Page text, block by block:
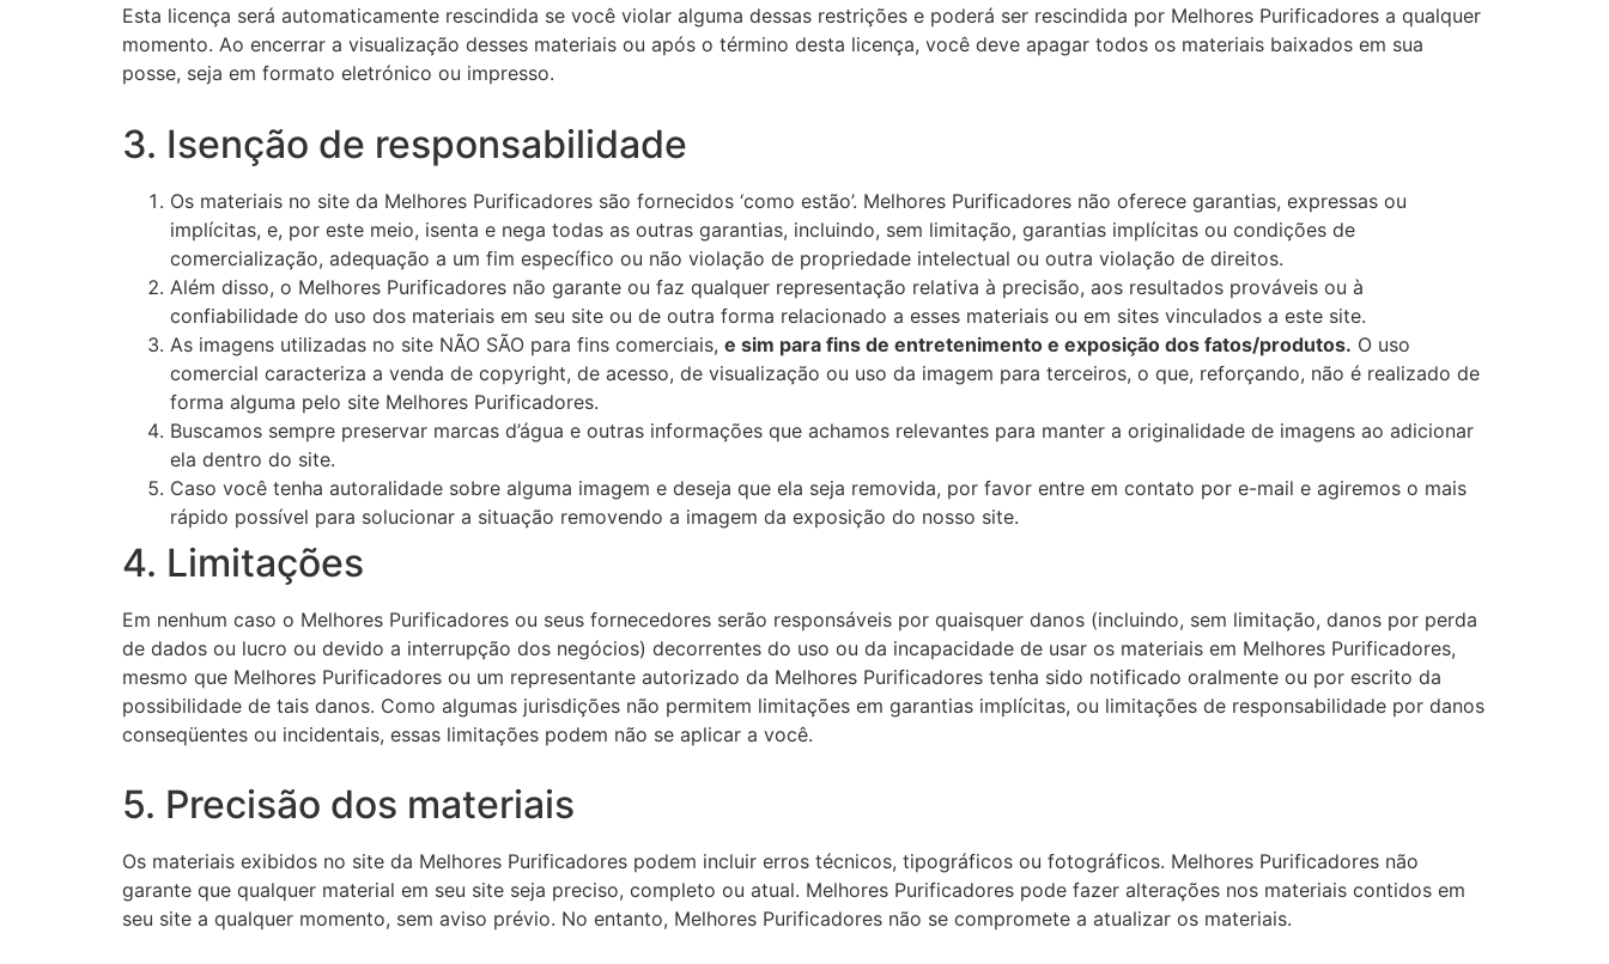
Esta licença será automaticamente rescindida se você violar alguma dessas restrições e poderá ser rescindida por Melhores Purificadores a qualquer
momento. Ao encerrar a visualização desses materiais ou após o término desta licença, você deve apagar todos os materiais baixados em sua
posse, seja em formato eletrónico ou impresso.
3. Isenção de responsabilidade
Os materiais no site da Melhores Purificadores são fornecidos ‘como estão’. Melhores Purificadores não oferece garantias, expressas ou
implícitas, e, por este meio, isenta e nega todas as outras garantias, incluindo, sem limitação, garantias implícitas ou condições de
comercialização, adequação a um fim específico ou não violação de propriedade intelectual ou outra violação de direitos.
Além disso, o Melhores Purificadores não garante ou faz qualquer representação relativa à precisão, aos resultados prováveis ​​ou à
confiabilidade do uso dos materiais em seu site ou de outra forma relacionado a esses materiais ou em sites vinculados a este site.
As imagens utilizadas no site NÃO SÃO para fins comerciais, e sim para fins de entretenimento e exposição dos fatos/produtos. O uso
comercial caracteriza a venda de copyright, de acesso, de visualização ou uso da imagem para terceiros, o que, reforçando, não é realizado de
forma alguma pelo site Melhores Purificadores.
Buscamos sempre preservar marcas d’água e outras informações que achamos relevantes para manter a originalidade de imagens ao adicionar
ela dentro do site.
Caso você tenha autoralidade sobre alguma imagem e deseja que ela seja removida, por favor entre em contato por e-mail e agiremos o mais
rápido possível para solucionar a situação removendo a imagem da exposição do nosso site.
4. Limitações
Em nenhum caso o Melhores Purificadores ou seus fornecedores serão responsáveis ​​por quaisquer danos (incluindo, sem limitação, danos por perda
de dados ou lucro ou devido a interrupção dos negócios) decorrentes do uso ou da incapacidade de usar os materiais em Melhores Purificadores,
mesmo que Melhores Purificadores ou um representante autorizado da Melhores Purificadores tenha sido notificado oralmente ou por escrito da
possibilidade de tais danos. Como algumas jurisdições não permitem limitações em garantias implícitas, ou limitações de responsabilidade por danos
conseqüentes ou incidentais, essas limitações podem não se aplicar a você.
5. Precisão dos materiais
Os materiais exibidos no site da Melhores Purificadores podem incluir erros técnicos, tipográficos ou fotográficos. Melhores Purificadores não
garante que qualquer material em seu site seja preciso, completo ou atual. Melhores Purificadores pode fazer alterações nos materiais contidos em
seu site a qualquer momento, sem aviso prévio. No entanto, Melhores Purificadores não se compromete a atualizar os materiais.